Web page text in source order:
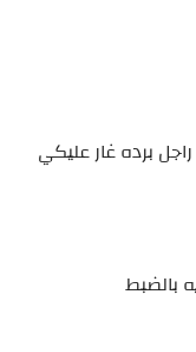
برده غار عليكي
بالضبط